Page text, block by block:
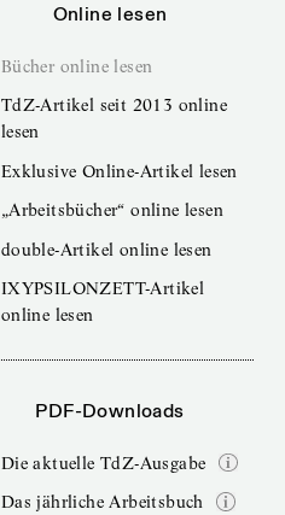
Online lesen
Bücher online lesen
TdZ-Artikel seit 2013 online
lesen
Exklusive Online-Artikel lesen
„Arbeitsbücher“ online lesen
double-Artikel online lesen
IXYPSILONZETT-Artikel
online lesen
PDF-Downloads
Die aktuelle TdZ-Ausgabe
Das jährliche Arbeitsbuch